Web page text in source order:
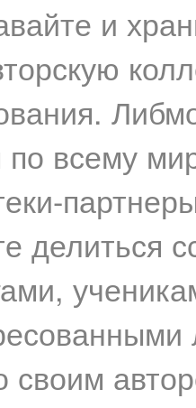
и
по всему
делиться
своим